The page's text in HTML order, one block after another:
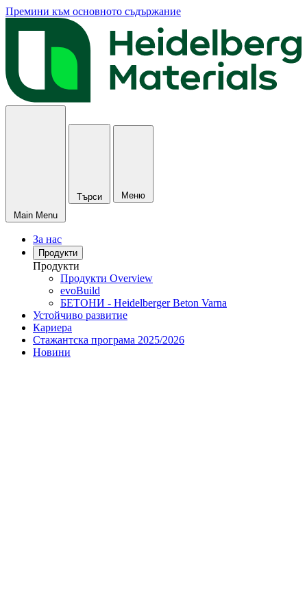
Премини към основното съдържание
Main Menu
Търси Меню
За нас
Продукти
Продукти
Продукти Overview
evoBuild
БЕТОНИ - Heidelberger Beton Varna
Устойчиво развитие
Кариера
Стажантска програма 2025/2026
Новини